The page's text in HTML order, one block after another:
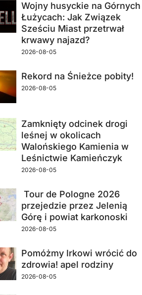
Wojny husyckie na Górnych
Łużycach: Jak Związek
Sześciu Miast przetrwał
krwawy najazd?
2026-08-05
Rekord na Śnieżce pobity!
2026-08-05
Zamknięty odcinek drogi
leśnej w okolicach
Walońskiego Kamienia w
Leśnictwie Kamieńczyk
2026-08-05
Tour de Pologne 2026
przejedzie przez Jelenią
Górę i powiat karkonoski
2026-08-05
Pomóżmy Irkowi wrócić do
zdrowia! apel rodziny
2026-08-05